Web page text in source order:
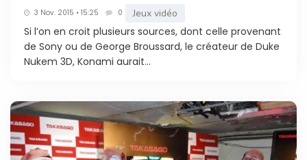
3 Nov. 2015 • 15:25 0 Jeux vidéo
Si l’on en croit plusieurs sources, dont celle provenant
de Sony ou de George Broussard, le créateur de Duke
Nukem 3D, Konami aurait...